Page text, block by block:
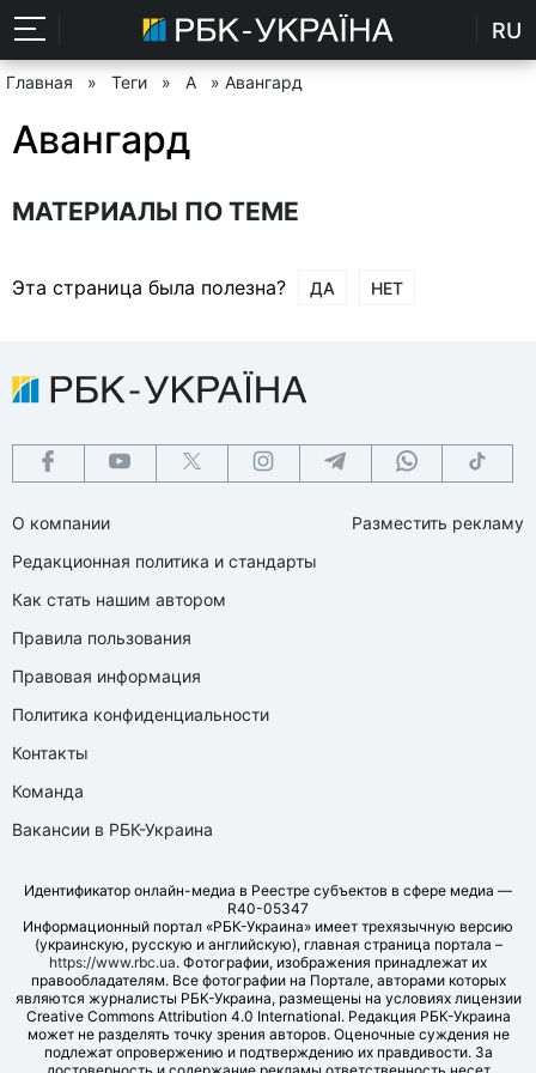
RU
Главная » Теги » А » Авангард
Авангард
МАТЕРИАЛЫ ПО ТЕМЕ
Эта страница была полезна? ДА НЕТ
О компании
Редакционная политика и стандарты
Как стать нашим автором
Правила пользования
Правовая информация
Политика конфиденциальности
Контакты
Команда
Вакансии в РБК-Украина
Разместить рекламу
Идентификатор онлайн-медиа в Реестре субъектов в сфере медиа —
R40-05347
Информационный портал «РБК-Украина» имеет трехязычную версию
(украинскую, русскую и английскую), главная страница портала –
https://www.rbc.ua. Фотографии, изображения принадлежат их
правообладателям. Все фотографии на Портале, авторами которых
являются журналисты РБК-Украина, размещены на условиях лицензии
Creative Commons Attribution 4.0 International. Редакция РБК-Украина
может не разделять точку зрения авторов. Оценочные суждения не
подлежат опровержению и подтверждению их правдивости. За